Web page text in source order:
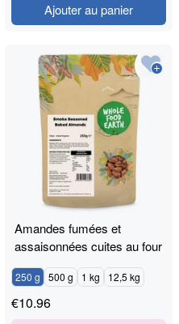
Ajouter au panier
Amandes fumées et
assaisonnées cuites au four
250 g 500 g 1 kg 12,5 kg
€10.96